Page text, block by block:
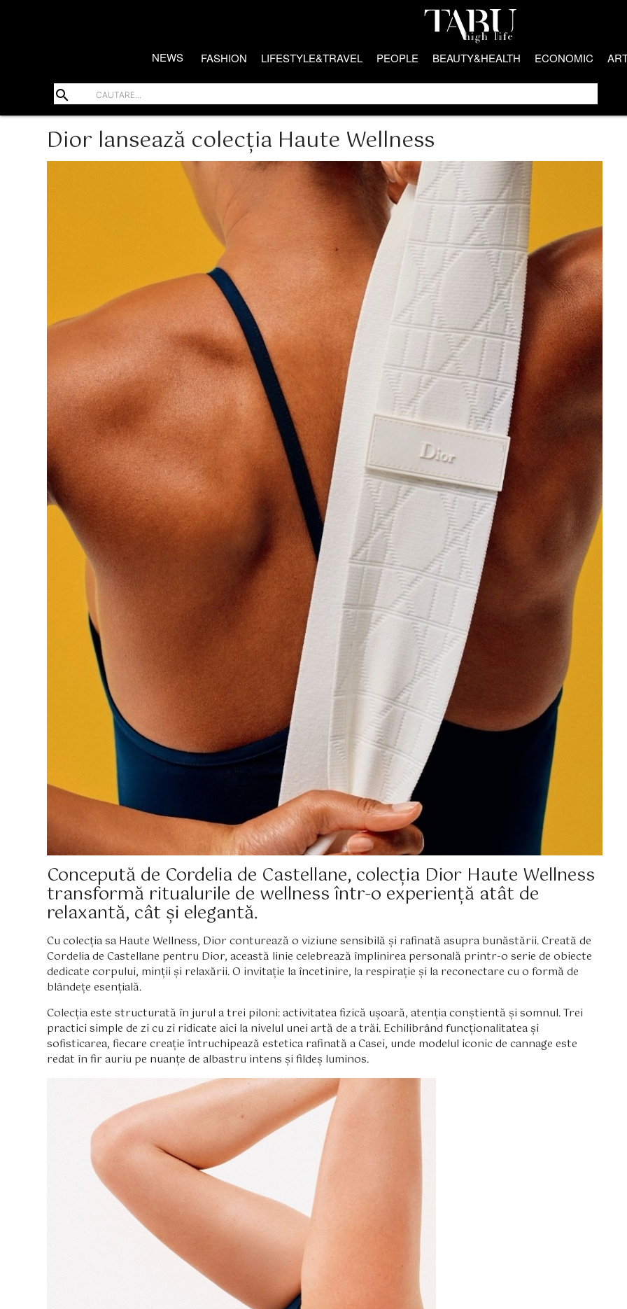
NEWS FASHION LIFESTYLE&TRAVEL PEOPLE BEAUTY&HEALTH ECONOMIC
search
Dior lansează colecția Haute Wellness
Concepută de Cordelia de Castellane, colecția Dior Haute Wellness
transformă ritualurile de wellness într-o experiență atât de
relaxantă, cât și elegantă.
Cu colecția sa Haute Wellness, Dior conturează o viziune sensibilă și rafinată asupra bunăstării. Creată de
Cordelia de Castellane pentru Dior, această linie celebrează împlinirea personală printr-o serie de obiecte
dedicate corpului, minții și relaxării. O invitație la încetinire, la respirație și la reconectare cu o formă de
blândețe esențială.
Colecția este structurată în jurul a trei piloni: activitatea fizică ușoară, atenția conștientă și somnul. Trei
practici simple de zi cu zi ridicate aici la nivelul unei artă de a trăi. Echilibrând funcționalitatea și
sofisticarea, fiecare creație întruchipează estetica rafinată a Casei, unde modelul iconic de cannage este
redat în fir auriu pe nuanțe de albastru intens și fildeș luminos.